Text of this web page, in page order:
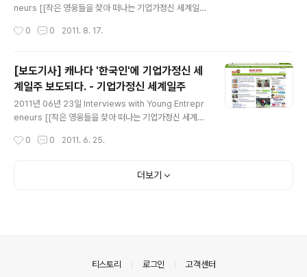
운 모습이 교차되어 보여서 얼마나 일하셨는지 양해를 구
을 하셨고, 약 1시간 가량 인터뷰를 했다. 청년들의 ..
neurs [[작은 영웅들을 찾아 떠나는 기업가정신 세계일
계일주에 대한 디트 인터뷰!!!! 기업가정신 세계일주 인터뷰
강났지만..... ^^;; 여튼 영광스럽게 오늘 하루 내내 메인화
면으로 등장해있었습니다. 취재하시느라 고생하신 류호진
국장님과 정일웅 기자님께 감사 드립니다. (사진 : 디트뉴스
2011년 08월 16일자 메인화면) 아래는 디트뉴스24 인터
뷰 기사 (출처 : http://www.dtnews24.com/news/ar
회 청..
0 0 2011. 8. 17.
[보도기사] 캐나다 '한국인'에 기업가정신 세
계일주 보도되다. - 기업가정신 세계일주
2011년 06년 23일 Interviews with Young Entrepr
eneurs [[작은 영웅들을 찾아 떠나는 기업가정신 세계일
한인 일간지인 '한국인'에 기업가정신 세계일주 인터뷰 기
진 : 캐나다의 대표적인 일간지 '캐나다 한국인' 메인화면에
0 0 2011. 6. 25.
더보기
티스토리 로그인 고객센터